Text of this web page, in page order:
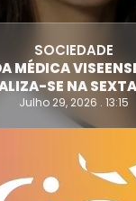
SOCIEDADE
MÉDICA
SE NA
Julho 29, 2026 . 13:15